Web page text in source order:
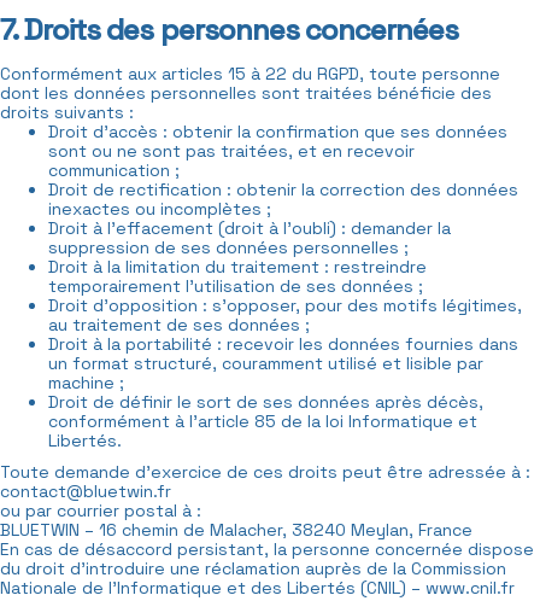
7. Droits des personnes concernées
Conformément aux articles 15 à 22 du RGPD, toute personne
dont les données personnelles sont traitées bénéficie des
droits suivants :
Droit d’accès : obtenir la confirmation que ses données
sont ou ne sont pas traitées, et en recevoir
communication ;
Droit de rectification : obtenir la correction des données
inexactes ou incomplètes ;
Droit à l’effacement (droit à l’oubli) : demander la
suppression de ses données personnelles ;
Droit à la limitation du traitement : restreindre
temporairement l’utilisation de ses données ;
Droit d’opposition : s’opposer, pour des motifs légitimes,
au traitement de ses données ;
Droit à la portabilité : recevoir les données fournies dans
un format structuré, couramment utilisé et lisible par
machine ;
Droit de définir le sort de ses données après décès,
conformément à l’article 85 de la loi Informatique et
Libertés.
Toute demande d’exercice de ces droits peut être adressée à :
contact@bluetwin.fr
ou par courrier postal à :
BLUETWIN – 16 chemin de Malacher, 38240 Meylan, France
En cas de désaccord persistant, la personne concernée dispose
du droit d’introduire une réclamation auprès de la Commission
Nationale de l’Informatique et des Libertés (CNIL) – www.cnil.fr